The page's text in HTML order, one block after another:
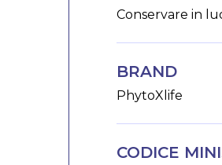
Conservare in
BRAND
PhytoXlife
CODICE